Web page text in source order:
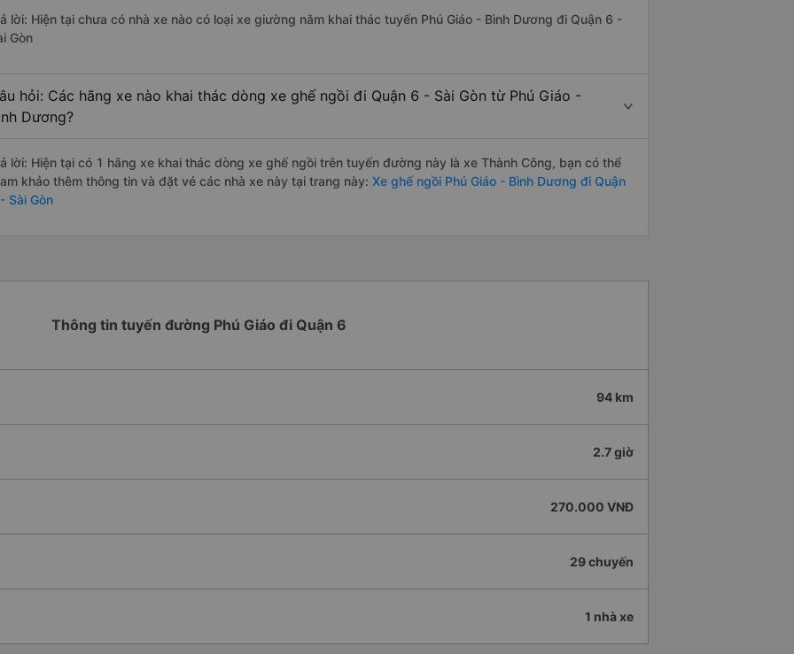
lời: Hiện tại chưa có nhà xe nào có loại xe giường nằm khai thác tuyến Phú Giáo - Bình Dương đi Quận 6 -
Gòn
hỏi: Các hãng xe nào khai thác dòng xe ghế ngồi đi Quận 6 - Sài Gòn từ Phú Giáo -
Dương?
lời: Hiện tại có 1 hãng xe khai thác dòng xe ghế ngồi trên tuyến đường này là xe Thành Công, bạn có thể
khảo thêm thông tin và đặt vé các nhà xe này tại trang này: Xe ghế ngồi Phú Giáo - Bình Dương đi Quận
Sài Gòn
Thông tin tuyến đường Phú Giáo đi Quận 6
94 km
2.7 giờ
270.000 VNĐ
29 chuyến
1 nhà xe